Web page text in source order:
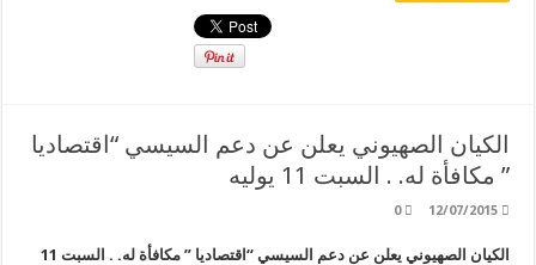
الكيان الصهيوني يعلن عن دعم السيسي “اقتصاديا
” مكافأة له. . السبت 11 يوليه
12/07/2015
0
الكيان الصهيوني يعلن عن دعم السيسي “اقتصاديا ” مكافأة له. . السبت 11